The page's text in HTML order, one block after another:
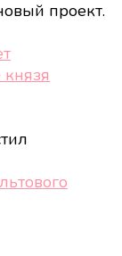
проект.